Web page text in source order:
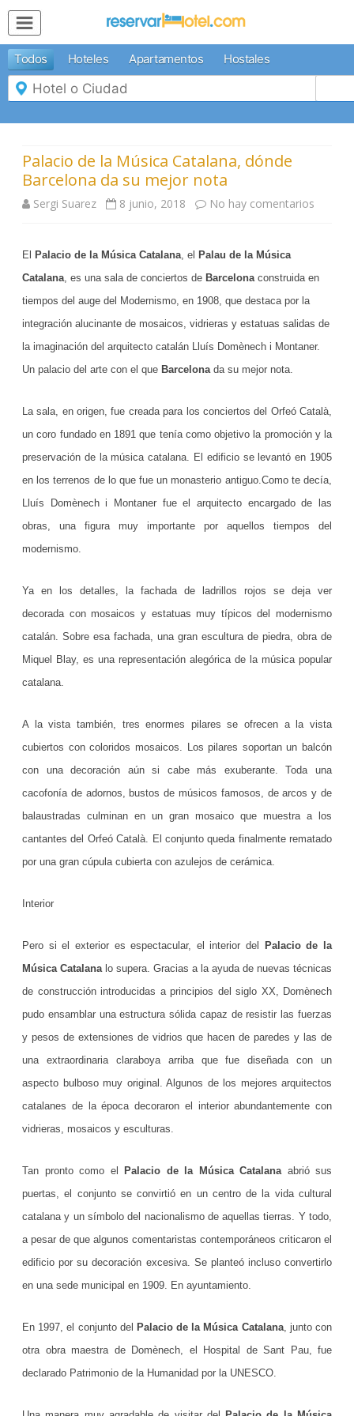
MENÚ
Inicio
Mi
Reserva
Todos Hoteles Apartamentos Hostales
Palacio de la Música Catalana, dónde
Barcelona da su mejor nota
Sergi Suarez 8 junio, 2018 No hay comentarios
a
a
d
e
ú
s
C
a
l
,
n
e
r
c
El Palacio de la Música Catalana, el Palau de la Música
Catalana, es una sala de conciertos de Barcelonaconstruida en
tiempos del auge del Modernismo, en 1908, que destaca por la
integración alucinante de mosaicos, vidrieras y estatuas salidas de
la imaginación del arquitecto catalán Lluís Domènech i Montaner.
Un palacio del arte con el que Barcelona da su mejor nota.
La sala, en origen, fue creada para los conciertos del Orfeó Català,
un coro fundado en 1891 que tenía como objetivo la promoción y la
preservación de la música catalana. El edificio se levantó en 1905
en los terrenos de lo que fue un monasterio antiguo.Como te decía,
Lluís Domènech i Montaner fue el arquitecto encargado de las
obras, una figura muy importante por aquellos tiempos del
modernismo.
Ya en los detalles, la fachada de ladrillos rojos se deja ver
decorada con mosaicos y estatuas muy típicos del modernismo
catalán. Sobre esa fachada, una gran escultura de piedra, obra de
Miquel Blay, es una representación alegórica de la música popular
catalana.
A la vista también, tres enormes pilares se ofrecen a la vista
cubiertos con coloridos mosaicos. Los pilares soportan un balcón
con una decoración aún si cabe más exuberante. Toda una
cacofonía de adornos, bustos de músicos famosos, de arcos y de
balaustradas culminan en un gran mosaico que muestra a los
cantantes del Orfeó Català. El conjunto queda finalmente rematado
por una gran cúpula cubierta con azulejos de cerámica.
Interior
Pero si el exterior es espectacular, el interior del
Palacio de la
Música Catalanalo supera. Gracias a la ayuda de nuevas técnicas
de construcción introducidas a principios del siglo XX, Domènech
pudo ensamblar una estructura sólida capaz de resistir las fuerzas
y pesos de extensiones de vidrios que hacen de paredes y las de
una extraordinaria claraboya arriba que fue diseñada con un
aspecto bulboso muy original. Algunos de los mejores arquitectos
catalanes de la época decoraron el interior abundantemente con
vidrieras, mosaicos y esculturas.
Tan pronto como el Palacio de la Música Catalanaabrió sus
puertas, el conjunto se convirtió en un centro de la vida cultural
catalana y un símbolo del nacionalismo de aquellas tierras. Y todo,
a pesar de que algunos comentaristas contemporáneos criticaron el
edificio por su decoración excesiva. Se planteó incluso convertirlo
en una sede municipal en 1909. En ayuntamiento.
En 1997, el conjunto del Palacio de la Música Catalana, junto con
otra obra maestra de Domènech, el Hospital de Sant Pau, fue
declarado Patrimonio de la Humanidad por la UNESCO.